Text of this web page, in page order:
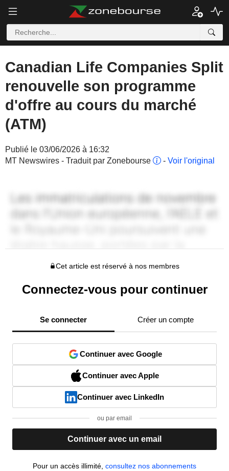
Canadian Life Companies Split
renouvelle son programme
d'offre au cours du marché
(ATM)
Publié le 03/06/2026 à 16:32
MT Newswires - Traduit par Zonebourse
- Voir l'original
Cet article est réservé à nos membres
Connectez-vous pour continuer
Se connecter Créer un compte
Continuer avec Google
Continuer avec Apple
Continuer avec LinkedIn
ou par email
Continuer avec un email
Pour un accès illimité, consultez nos abonnements